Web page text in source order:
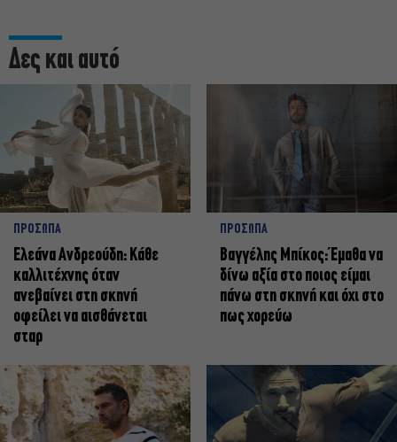
Δες και αυτό
ΠΡΟΣΩΠΑ
Ελεάνα Ανδρεούδη: Κάθε
καλλιτέχνης όταν
ανεβαίνει στη σκηνή
οφείλει να αισθάνεται
σταρ
ΠΡΟΣΩΠΑ
Βαγγέλης Μπίκος: Έμαθα να
δίνω αξία στο ποιος είμαι
πάνω στη σκηνή και όχι στο
πως χορεύω